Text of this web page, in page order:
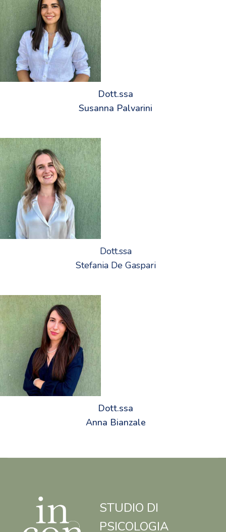
Dott.ssa
Susanna Palvarini
Dott.ssa
Stefania De Gaspari
Dott.ssa
Anna Bianzale
STUDIO DI
PSICOLOGIA